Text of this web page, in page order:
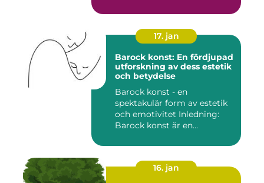
17. jan
Barock konst: En fördjupad
utforskning av dess estetik
och betydelse
Barock konst - en
spektakulär form av estetik
och emotivitet Inledning:
Barock konst är en
16. jan